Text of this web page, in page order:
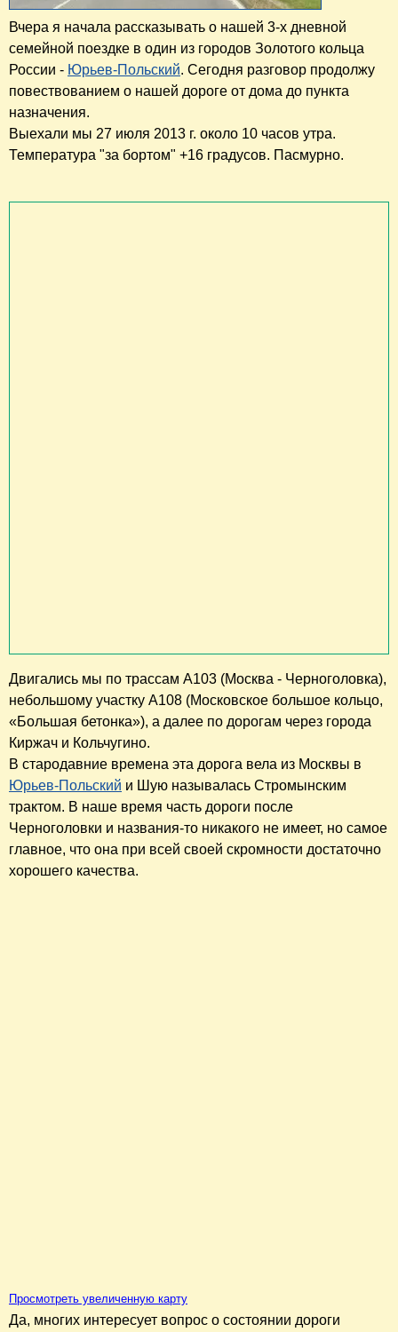
Вчера я начала рассказывать о нашей 3-х дневной
семейной поездке в один из городов Золотого кольца
России - Юрьев-Польский. Сегодня разговор продолжу
повествованием о нашей дороге от дома до пункта
назначения.
Выехали мы 27 июля 2013 г. около 10 часов утра.
Температура "за бортом" +16 градусов. Паcмурно.
Двигались мы по трассам А103 (Москва - Черноголовка),
небольшому участку А108 (Московское большое кольцо,
«Большая бетонка»), а далее по дорогам через города
Киржач и Кольчугино.
В стародавние времена эта дорога вела из Москвы в
Юрьев-Польский и Шую называлась Стромынским
трактом. В наше время часть дороги после
Черноголовки и названия-то никакого не имеет, но самое
главное, что она при всей своей скромности достаточно
хорошего качества.
Просмотреть увеличенную карту
Да, многих интересует вопрос о состоянии дороги